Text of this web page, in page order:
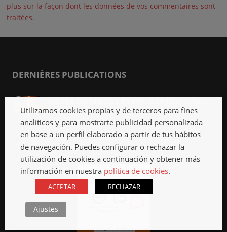
plus sur la façon dont les données de vos commentaires sont
traitées.
DERNIÈRES PUBLICATIONS
Avr 12th, 2018
Serrurier à La Jaca, 24 heures sur 24
Mar 12th, 2018
Utilizamos cookies propias y de terceros para fines
analíticos y para mostrarte publicidad personalizada
en base a un perfil elaborado a partir de tus hábitos
de navegación. Puedes configurar o rechazar la
utilización de cookies a continuación y obtener más
información en nuestra política de cookies.
ACEPTAR RECHAZAR
Ajustes